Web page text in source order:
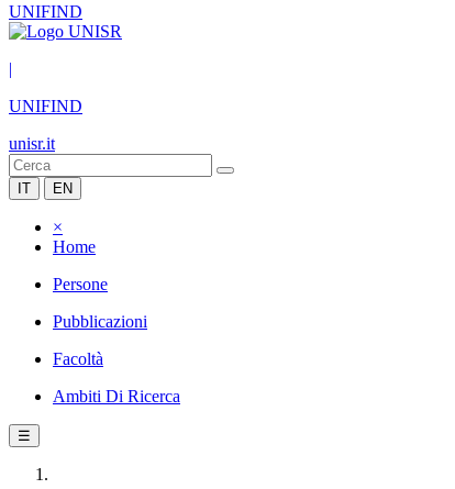
UNIFIND
|
UNIFIND
unisr.it
IT EN
×
Home
Persone
Pubblicazioni
Facoltà
Ambiti Di Ricerca
☰